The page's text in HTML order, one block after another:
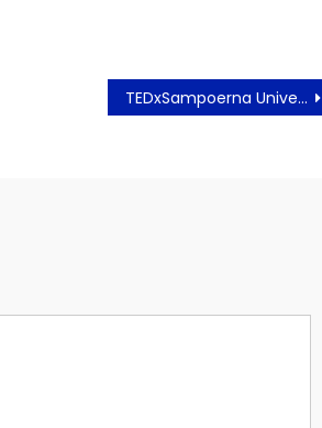
TEDxSampoerna University 2025: Dorong Generasi Z Siap Menghadapi Tantangan Global ‘UpNext’